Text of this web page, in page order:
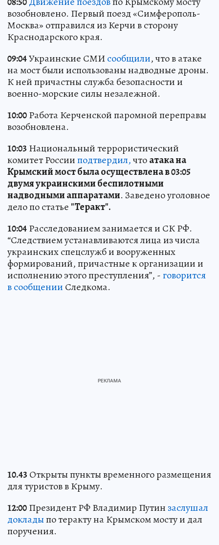
возобновлено. Первый поезд «Симферополь-
Москва» отправился из Керчи в сторону
Краснодарского края.
09:04Украинские СМИсообщили, что в атаке
на мост были использованы надводные дроны.
К ней причастны служба безопасности и
военно-морские силы незалежной.
10:00Работа Керченской паромной переправы
возобновлена.
10:03 Национальный террористический
комитет Россииподтвердил,чтоатака на
Крымский мост была осуществлена в 03:05
двумя украинскими беспилотными
надводными аппаратами. Заведено уголовное
дело по статье "Теракт".
10:04Расследованием занимается и СК РФ.
“Следствием устанавливаются лица из числа
украинских спецслужб и вооруженных
формирований, причастные к организации и
исполнению этого преступления”, -говорится
в сообщении Следкома.
10.43 Открыты пункты временного размещения
для туристов в Крыму.
12:00Президент РФ Владимир Путин заслушал
докладыпо теракту на Крымском мосту и дал
поручения.